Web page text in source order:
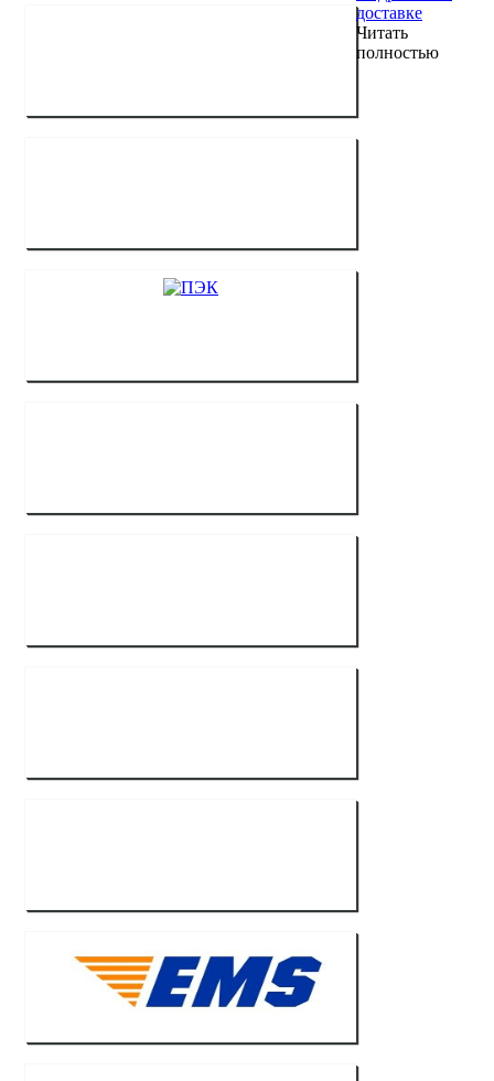
доставке
Читать
полностью